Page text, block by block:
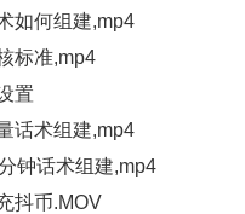
如何组建,mp4
标准,mp4
置
话术组建,mp4
钟话术组建,mp4
抖币.MOV